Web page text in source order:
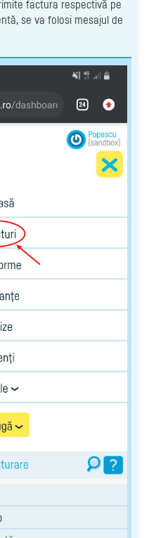
factura respectivă pe
se va folosi mesajul de